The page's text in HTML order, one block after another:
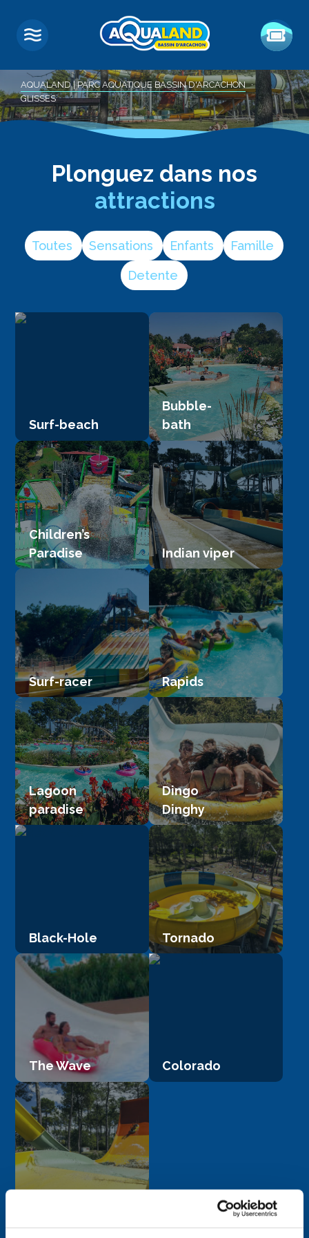
Glisses
AQUALAND | PARC AQUATIQUE BASSIN D'ARCACHON
GLISSES
Plonguez dans nos
attractions
Toutes Sensations Enfants Famille
Detente
Surf-beach
Bubble-
bath
Children’s
Paradise
Indian viper
Surf-racer Rapids
Lagoon
paradise
Dingo
Dinghy
Black-Hole Tornado
The Wave Colorado
Boomerang